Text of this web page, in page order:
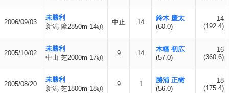
2006/09/03
未勝利
新潟 障2850m 14頭
中止 14
鈴木 慶太
(60.0)
14
(192.4)
2005/10/02
未勝利
中山 芝2000m 17頭
9 14
木幡 初広
(57.0)
16
(360.6)
2005/08/20
未勝利
新潟 芝1800m 18頭
9 1
勝浦 正樹
(56.0)
18
(175.4)